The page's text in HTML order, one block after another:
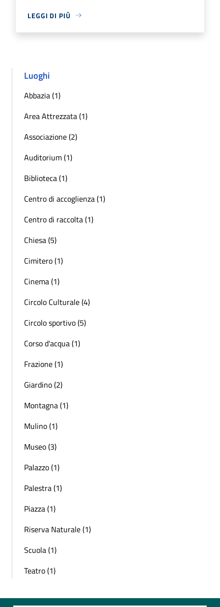
LEGGI DI PIÙ
Luoghi
Abbazia (1)
Area Attrezzata (1)
Associazione (2)
Auditorium (1)
Biblioteca (1)
Centro di accoglienza (1)
Centro di raccolta (1)
Chiesa (5)
Cimitero (1)
Cinema (1)
Circolo Culturale (4)
Circolo sportivo (5)
Corso d'acqua (1)
Frazione (1)
Giardino (2)
Montagna (1)
Mulino (1)
Museo (3)
Palazzo (1)
Palestra (1)
Piazza (1)
Riserva Naturale (1)
Scuola (1)
Teatro (1)